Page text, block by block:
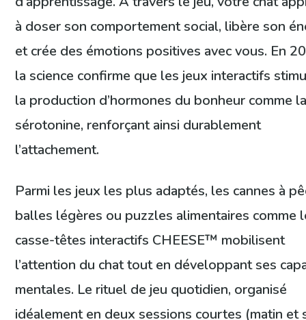
à doser son comportement social, libère son
et crée des émotions positives avec vous. En
la science confirme que les jeux interactifs
la production d’hormones du bonheur comme
sérotonine, renforçant ainsi durablement
l’attachement.
Parmi les jeux les plus adaptés, les cannes à
balles légères ou puzzles alimentaires comme
casse-têtes interactifs CHEESE™ mobilisent
l’attention du chat tout en développant ses
mentales. Le rituel de jeu quotidien, organisé
idéalement en deux sessions courtes (matin et